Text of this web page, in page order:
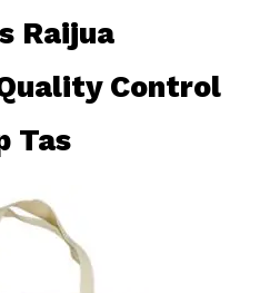
Raijua
Control
Tas